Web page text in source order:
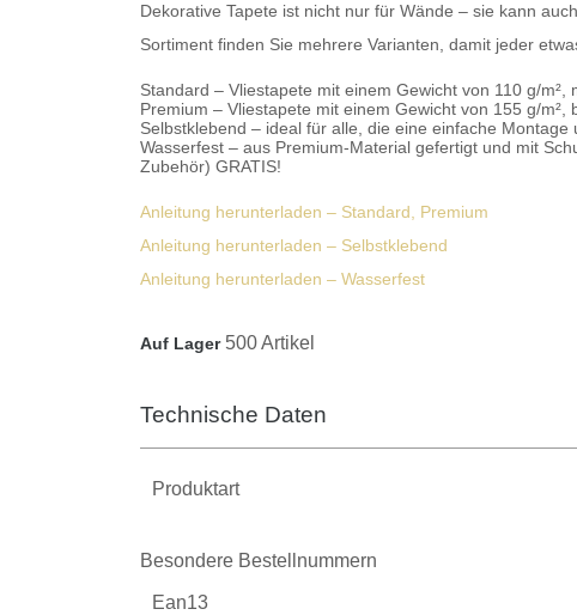
Dekorative Tapete ist nicht nur für Wände – sie kann
Sortiment finden Sie mehrere Varianten, damit jeder
Standard – Vliestapete mit einem Gewicht von 110 g/
Premium – Vliestapete mit einem Gewicht von 155 g/
Selbstklebend – ideal für alle, die eine einfache
Wasserfest – aus Premium-Material gefertigt und mit
Zubehör) GRATIS!
Anleitung herunterladen – Standard, Premium
Anleitung herunterladen – Selbstklebend
Anleitung herunterladen – Wasserfest
Auf Lager 500 Artikel
Technische Daten
Produktart
Besondere Bestellnummern
Ean13